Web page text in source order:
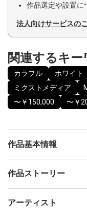
作品選定や設置に
法人向けサービスの
関連するキー
カラフル ホワイト
ミクストメディア
〜￥150,000
〜￥
作品基本情報
出品者
制作年
作品ストーリー
アーティスト